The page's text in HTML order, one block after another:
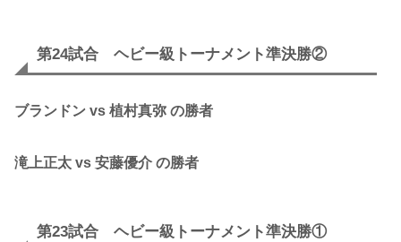
第24試合 ヘビー級トーナメント準決勝②
ブランドン vs 植村真弥 の勝者
滝上正太 vs 安藤優介 の勝者
第23試合 ヘビー級トーナメント準決勝①